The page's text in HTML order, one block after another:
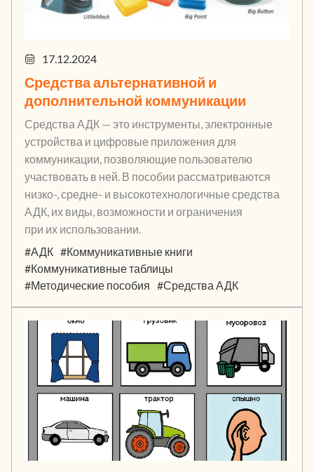
17.12.2024
Средства альтернативной и
дополнительной коммуникации
Средства АДК — это инструменты, электронные
устройства и цифровые приложения для
коммуникации, позволяющие пользователю
участвовать в ней. В пособии рассматриваются
низко-, средне- и высокотехнологичные средства
АДК, их виды, возможности и ограничения
при их использовании.
#АДК #Коммуникативные книги
#Коммуникативные таблицы
#Методические пособия #Средства АДК